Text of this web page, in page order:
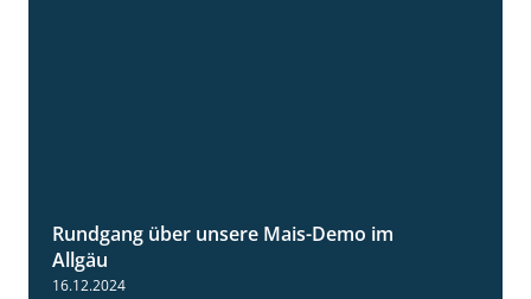
Rundgang über unsere Mais-Demo im
Allgäu